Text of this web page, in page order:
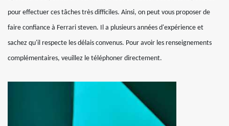
pour effectuer ces tâches très difficiles. Ainsi, on peut vous proposer de
faire confiance à Ferrari steven. Il a plusieurs années d'expérience et
sachez qu'il respecte les délais convenus. Pour avoir les renseignements
complémentaires, veuillez le téléphoner directement.